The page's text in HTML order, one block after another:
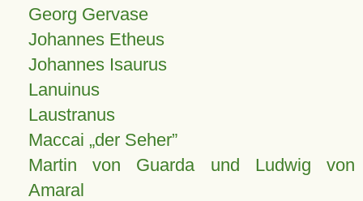
Georg Gervase
Johannes Etheus
Johannes Isaurus
Lanuinus
Laustranus
Maccai „der Seher”
Martin von Guarda und Ludwig von
Amaral